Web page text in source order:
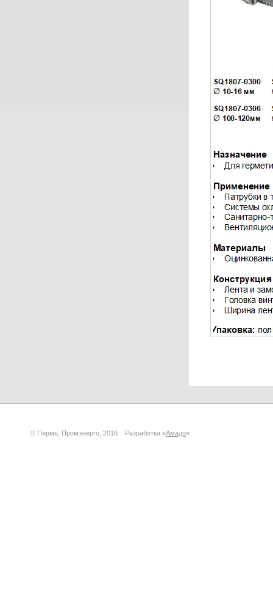
© Пермь, Промэнерго, 2016 Разработка «Амадо»